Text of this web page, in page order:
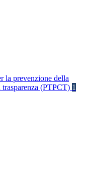
la prevenzione della
(PTPCT) 1